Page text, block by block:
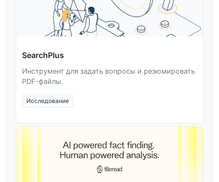
SearchPlus
Инструмент для задать вопросы и резюмировать
PDF-файлы.
Исследование